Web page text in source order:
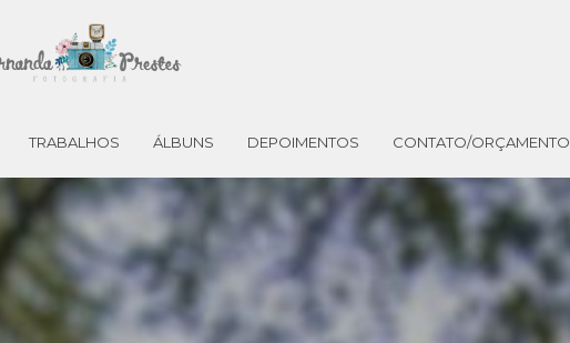
TRABALHOS ÁLBUNS DEPOIMENTOS CONTATO/ORÇAMENTO